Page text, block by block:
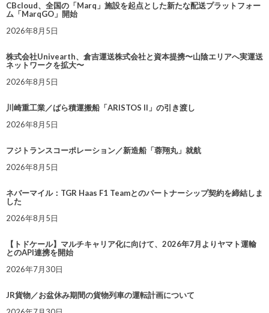
CBcloud、全国の「Marq」施設を起点とした新たな配送プラットフォー
ム「MarqGO」開始
2026年8月5日
株式会社Univearth、倉吉運送株式会社と資本提携〜山陰エリアへ実運送
ネットワークを拡大〜
2026年8月5日
川崎重工業／ばら積運搬船「ARISTOS II」の引き渡し
2026年8月5日
フジトランスコーポレーション／新造船「蓉翔丸」就航
2026年8月5日
ネバーマイル：TGR Haas F1 Teamとのパートナーシップ契約を締結しま
した
2026年8月5日
【トドケール】マルチキャリア化に向けて、2026年7月よりヤマト運輸
とのAPI連携を開始
2026年7月30日
JR貨物／お盆休み期間の貨物列車の運転計画について